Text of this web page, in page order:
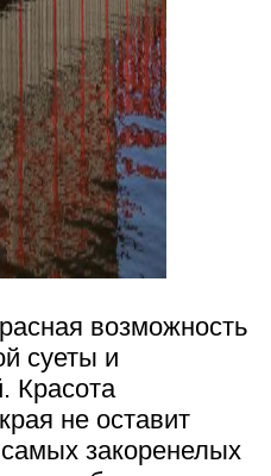
возможность
суеты и
Красота
не оставит
закоренелых